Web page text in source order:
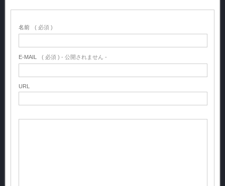
名前 ( 必須 )
E-MAIL ( 必須 ) - 公開されません -
URL